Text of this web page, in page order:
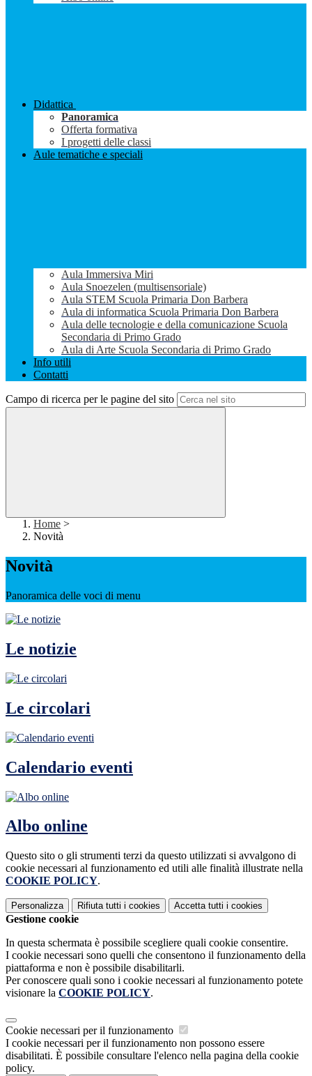
Didattica
Panoramica
Offerta formativa
I progetti delle classi
Aule tematiche e speciali
Aula Immersiva Miri
Aula Snoezelen (multisensoriale)
Aula STEM Scuola Primaria Don Barbera
Aula di informatica Scuola Primaria Don Barbera
Aula delle tecnologie e della comunicazione Scuola
Secondaria di Primo Grado
Aula di Arte Scuola Secondaria di Primo Grado
Info utili
Contatti
Campo di ricerca per le pagine del sito
Home >
Novità
Novità
Panoramica delle voci di menu
Le notizie
Le circolari
Calendario eventi
Albo online
Questo sito o gli strumenti terzi da questo utilizzati si avvalgono di
cookie necessari al funzionamento ed utili alle finalità illustrate nella
COOKIE POLICY.
Personalizza Rifiuta tutti i cookies Accetta tutti i cookies
Gestione cookie
In questa schermata è possibile scegliere quali cookie consentire.
I cookie necessari sono quelli che consentono il funzionamento della
piattaforma e non è possibile disabilitarli.
Per conoscere quali sono i cookie necessari al funzionamento potete
visionare la COOKIE POLICY.
Cookie necessari per il funzionamento
I cookie necessari per il funzionamento non possono essere
disabilitati. È possibile consultare l'elenco nella pagina della cookie
policy.